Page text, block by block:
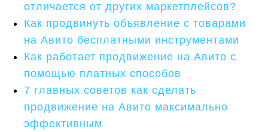
отличается от других маркетплейсов?
Как продвинуть объявление с товарами
на Авито бесплатными инструментами
Как работает продвижение на Авито с
помощью платных способов
7 главных советов как сделать
продвижение на Авито максимально
эффективным